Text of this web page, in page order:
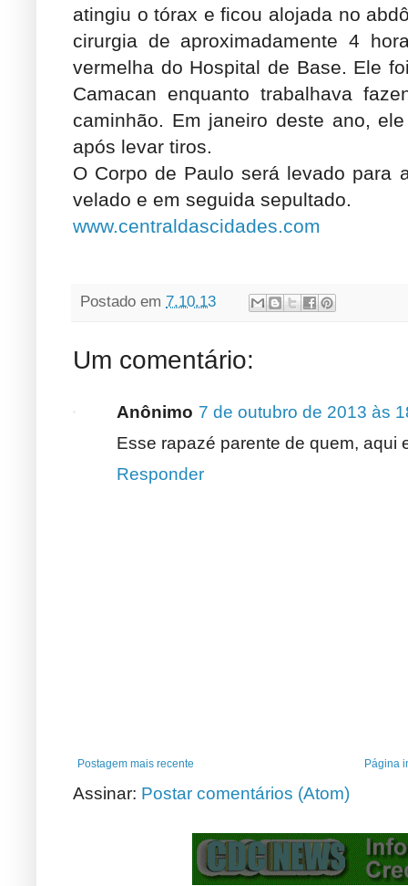
atingiu o tórax e ficou alojada no
cirurgia de aproximadamente 4
vermelha do Hospital de Base. Ele
Camacan enquanto trabalhava
caminhão. Em janeiro deste ano,
após levar tiros.
O Corpo de Paulo será levado para
velado e em seguida sepultado.
www.centraldascidades.com
Postado em 7.10.13
Um comentário:
Anônimo 7 de outubro de 2013 às
Esse rapazé parente de quem, aqui
Responder
Postagem mais recente Página
Assinar: Postar comentários (Atom)